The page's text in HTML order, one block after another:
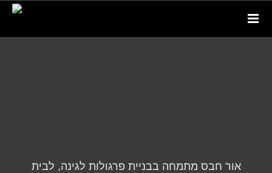
אור חבס מתמחה בבניית פרגולות לגינה, לבית